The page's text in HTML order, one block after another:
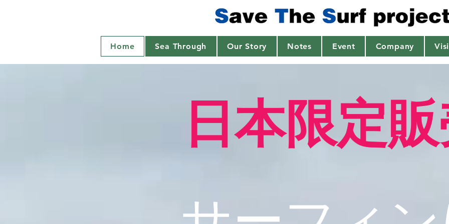
Home Sea Through Our Story Notes Event Company
日本限定